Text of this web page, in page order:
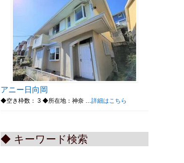
アニー日向岡
◆空き枠数： 3 ◆所在地：神奈 … 詳細はこちら
◆ キーワード検索